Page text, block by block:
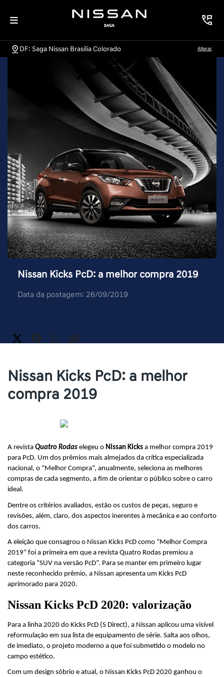
DF: Saga Nissan Brasília Colorado Alterar
Nissan Kicks PcD: a melhor compra 2019
Data da postagem: 26/09/2019
Nissan Kicks PcD: a melhor
compra 2019
A revista Quatro Rodas elegeu o Nissan Kicks a melhor compra 2019
para PcD. Um dos prêmios mais almejados da crítica especializada
nacional, o “Melhor Compra”, anualmente, seleciona as melhores
compras de cada segmento, a fim de orientar o público sobre o carro
ideal.
Dentre os critérios avaliados, estão os custos de peças, seguro e
revisões, além, claro, dos aspectos inerentes à mecânica e ao conforto
dos carros.
A eleição que consagrou o Nissan Kicks PcD como “Melhor Compra
2019” foi a primeira em que a revista Quatro Rodas premiou a
categoria “SUV na versão PcD”. Para se manter em primeiro lugar
neste reconhecido prêmio, a Nissan apresenta um Kicks PcD
aprimorado para 2020.
Nissan Kicks PcD 2020: valorização
Para a linha 2020 do Kicks PcD (S Direct), a Nissan aplicou uma visível
reformulação em sua lista de equipamento de série. Salta aos olhos,
de imediato, o projeto moderno a que foi submetido o modelo no
campo estético.
Com um design sóbrio e atual, o Nissan Kicks PcD 2020 ganhou o